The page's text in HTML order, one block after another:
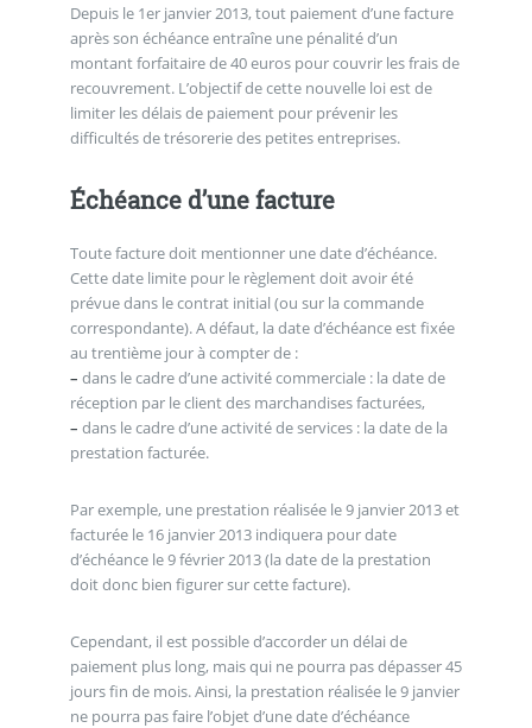
Depuis le 1er janvier 2013, tout paiement d’une facture
après son échéance entraîne une pénalité d’un
montant forfaitaire de 40 euros pour couvrir les frais de
recouvrement. L’objectif de cette nouvelle loi est de
limiter les délais de paiement pour prévenir les
difficultés de trésorerie des petites entreprises.
Échéance d’une facture
Toute facture doit mentionner une date d’échéance.
Cette date limite pour le règlement doit avoir été
prévue dans le contrat initial (ou sur la commande
correspondante). A défaut, la date d’échéance est fixée
au trentième jour à compter de :
– dans le cadre d’une activité commerciale : la date de
réception par le client des marchandises facturées,
– dans le cadre d’une activité de services : la date de la
prestation facturée.
Par exemple, une prestation réalisée le 9 janvier 2013 et
facturée le 16 janvier 2013 indiquera pour date
d’échéance le 9 février 2013 (la date de la prestation
doit donc bien figurer sur cette facture).
Cependant, il est possible d’accorder un délai de
paiement plus long, mais qui ne pourra pas dépasser 45
jours fin de mois. Ainsi, la prestation réalisée le 9 janvier
ne pourra pas faire l’objet d’une date d’échéance